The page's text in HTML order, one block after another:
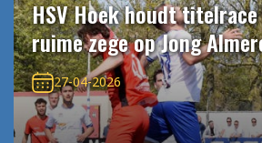
HSV Hoek houdt
ruime zege op Jong
27-04-2026